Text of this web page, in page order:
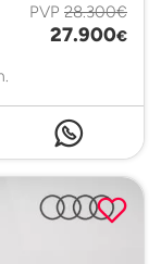
PVP 28.300€
27.900€